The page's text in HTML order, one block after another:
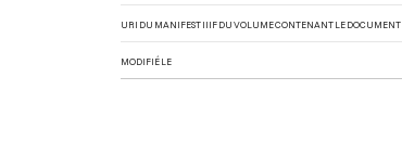
URI DU MANIFEST IIIF DU VOLUME CONTENANT LE DOCUMENT
MODIFIÉ LE